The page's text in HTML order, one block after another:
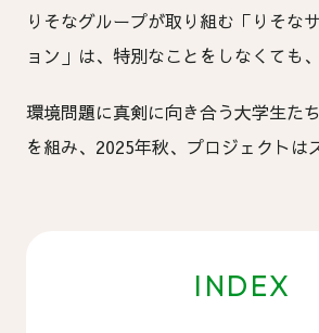
りそなグループが取り組む「りそな
ョン」は、特別なことをしなくても
り多くの人に届け、社会全体での行
めに立ち上がったのが、今回ご紹介
環境問題に真剣に向き合う大学生た
を組み、2025年秋、プロジェクトは
INDEX